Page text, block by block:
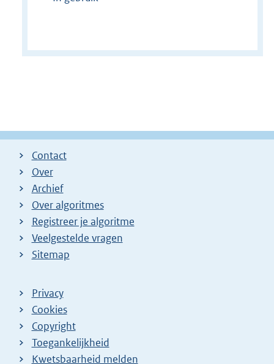
Contact
Over
Archief
Over algoritmes
Registreer je algoritme
Veelgestelde vragen
Sitemap
Privacy
Cookies
Copyright
Toegankelijkheid
Kwetsbaarheid melden